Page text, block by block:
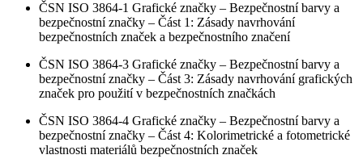
ČSN ISO 3864-1 Grafické značky – Bezpečnostní barvy a
bezpečnostní značky – Část 1: Zásady navrhování
bezpečnostních značek a bezpečnostního značení
ČSN ISO 3864-3 Grafické značky – Bezpečnostní barvy a
bezpečnostní značky – Část 3: Zásady navrhování grafických
značek pro použití v bezpečnostních značkách
ČSN ISO 3864-4 Grafické značky – Bezpečnostní barvy a
bezpečnostní značky – Část 4: Kolorimetrické a fotometrické
vlastnosti materiálů bezpečnostních značek